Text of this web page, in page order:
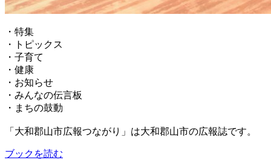
・特集
・トピックス
・子育て
・健康
・お知らせ
・みんなの伝言板
・まちの鼓動
「大和郡山市広報つながり」は大和郡山市の広報誌です。
ブックを読む